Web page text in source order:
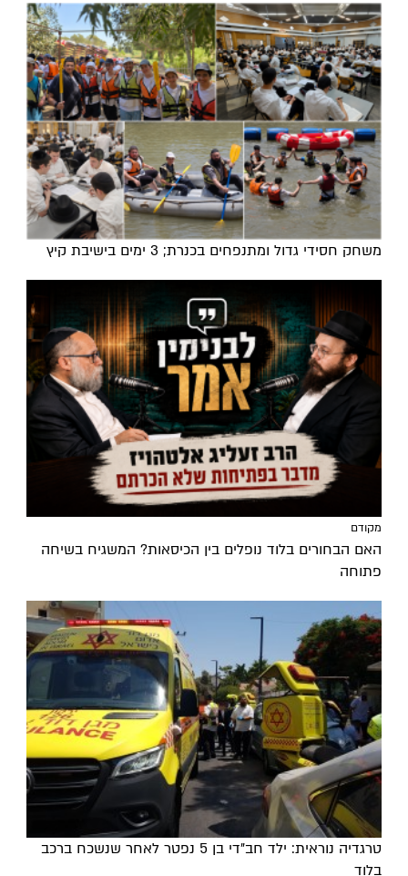
משחק חסידי גדול ומתנפחים בכנרת; 3 ימים בישיבת קיץ
מקודם
האם הבחורים בלוד נופלים בין הכיסאות? המשגיח בשיחה
פתוחה
טרגדיה נוראית: ילד חב"די בן 5 נפטר לאחר שנשכח ברכב
בלוד